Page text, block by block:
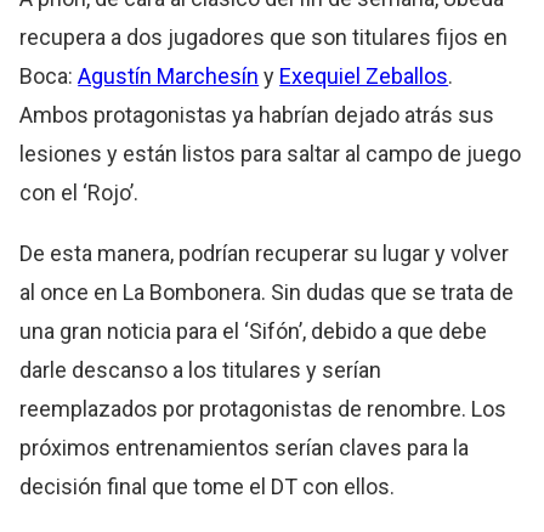
recupera a dos jugadores que son titulares fijos en
Boca:Agustín Marchesín y Exequiel Zeballos.
Ambos protagonistas ya habrían dejado atrás sus
lesiones y están listos para saltar al campo de juego
con el ‘Rojo’.
De esta manera, podrían recuperar su lugar y volver
al once en La Bombonera. Sin dudas que se trata de
una gran noticia para el ‘Sifón’, debido a que debe
darle descanso a los titulares y serían
reemplazados por protagonistas de renombre. Los
próximos entrenamientos serían claves para la
decisión final que tome el DT con ellos.